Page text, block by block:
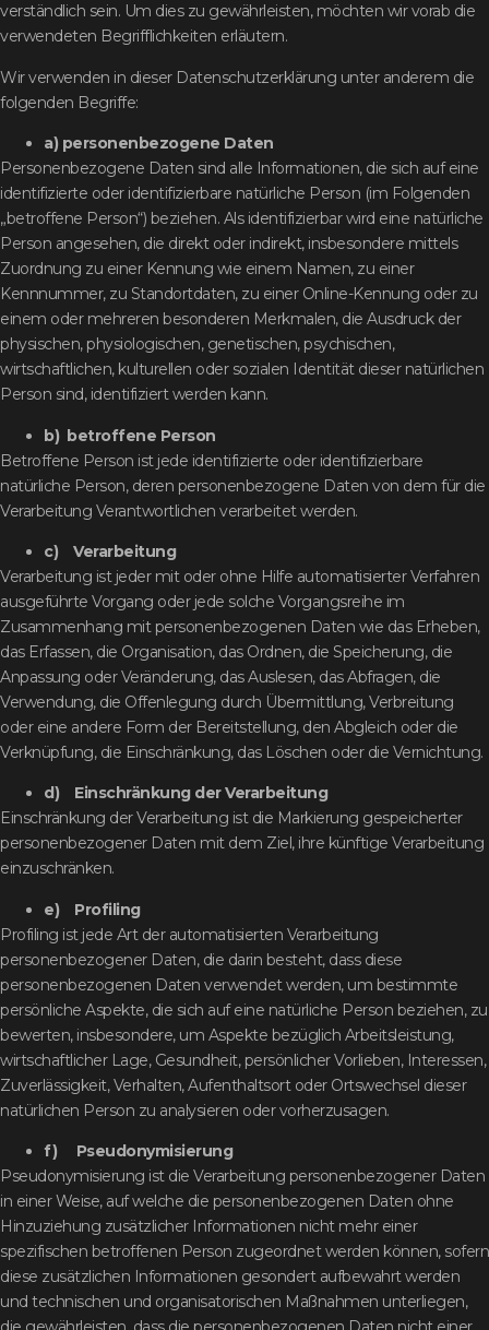
verständlich sein. Um dies zu gewährleisten, möchten wir vorab die
verwendeten Begrifflichkeiten erläutern.
Wir verwenden in dieser Datenschutzerklärung unter anderem die
folgenden Begriffe:
a) personenbezogene Daten
Personenbezogene Daten sind alle Informationen, die sich auf eine
identifizierte oder identifizierbare natürliche Person (im Folgenden
„betroffene Person“) beziehen. Als identifizierbar wird eine natürliche
Person angesehen, die direkt oder indirekt, insbesondere mittels
Zuordnung zu einer Kennung wie einem Namen, zu einer
Kennnummer, zu Standortdaten, zu einer Online-Kennung oder zu
einem oder mehreren besonderen Merkmalen, die Ausdruck der
physischen, physiologischen, genetischen, psychischen,
wirtschaftlichen, kulturellen oder sozialen Identität dieser natürlichen
Person sind, identifiziert werden kann.
b) betroffene Person
Betroffene Person ist jede identifizierte oder identifizierbare
natürliche Person, deren personenbezogene Daten von dem für die
Verarbeitung Verantwortlichen verarbeitet werden.
c) Verarbeitung
Verarbeitung ist jeder mit oder ohne Hilfe automatisierter Verfahren
ausgeführte Vorgang oder jede solche Vorgangsreihe im
Zusammenhang mit personenbezogenen Daten wie das Erheben,
das Erfassen, die Organisation, das Ordnen, die Speicherung, die
Anpassung oder Veränderung, das Auslesen, das Abfragen, die
Verwendung, die Offenlegung durch Übermittlung, Verbreitung
oder eine andere Form der Bereitstellung, den Abgleich oder die
Verknüpfung, die Einschränkung, das Löschen oder die Vernichtung.
d) Einschränkung der Verarbeitung
Einschränkung der Verarbeitung ist die Markierung gespeicherter
personenbezogener Daten mit dem Ziel, ihre künftige Verarbeitung
einzuschränken.
e) Profiling
Profiling ist jede Art der automatisierten Verarbeitung
personenbezogener Daten, die darin besteht, dass diese
personenbezogenen Daten verwendet werden, um bestimmte
persönliche Aspekte, die sich auf eine natürliche Person beziehen, zu
bewerten, insbesondere, um Aspekte bezüglich Arbeitsleistung,
wirtschaftlicher Lage, Gesundheit, persönlicher Vorlieben, Interessen,
Zuverlässigkeit, Verhalten, Aufenthaltsort oder Ortswechsel dieser
natürlichen Person zu analysieren oder vorherzusagen.
f) Pseudonymisierung
Pseudonymisierung ist die Verarbeitung personenbezogener Daten
in einer Weise, auf welche die personenbezogenen Daten ohne
Hinzuziehung zusätzlicher Informationen nicht mehr einer
spezifischen betroffenen Person zugeordnet werden können, sofern
diese zusätzlichen Informationen gesondert aufbewahrt werden
und technischen und organisatorischen Maßnahmen unterliegen,